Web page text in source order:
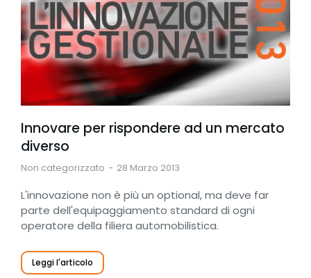
Innovare per rispondere ad un mercato
diverso
Non categorizzato 28 Marzo 2013
L'innovazione non è più un optional, ma deve far
parte dell'equipaggiamento standard di ogni
operatore della filiera automobilistica.
Leggi l'articolo